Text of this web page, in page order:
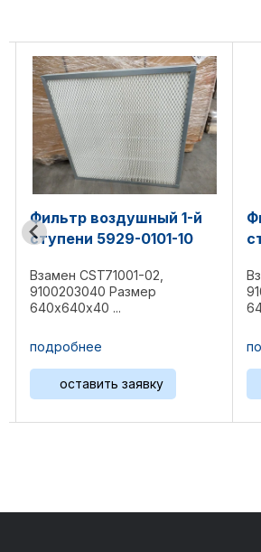
1-й
10
Фильтр воздушный 2-й
ступени 5929-0101-20
Взамен CST71002-02,
9100203041 Размер
640х640х300 ...
подробнее
оставить заявку